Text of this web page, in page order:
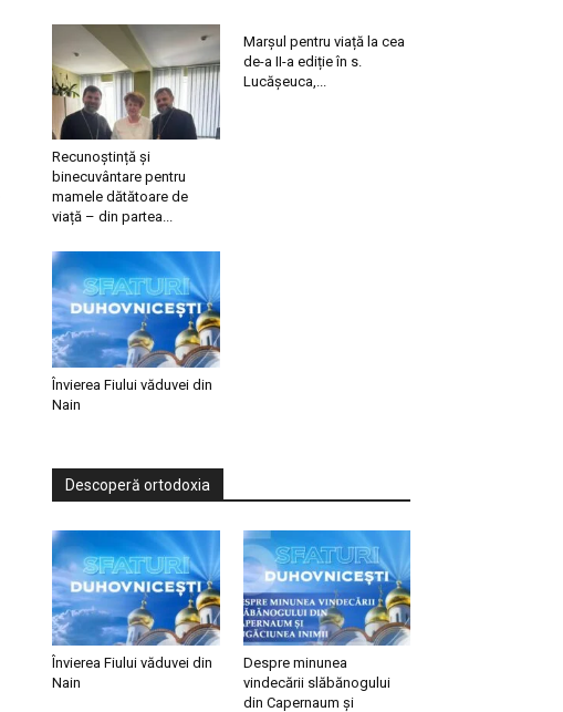
Recunoștință și
binecuvântare pentru
mamele dătătoare de
viață – din partea...
Marșul pentru viață la cea
de-a II-a ediție în s.
Lucășeuca,...
Învierea Fiului văduvei din
Nain
Descoperă ortodoxia
Învierea Fiului văduvei din
Nain
Despre minunea
vindecării slăbănogului
din Capernaum și